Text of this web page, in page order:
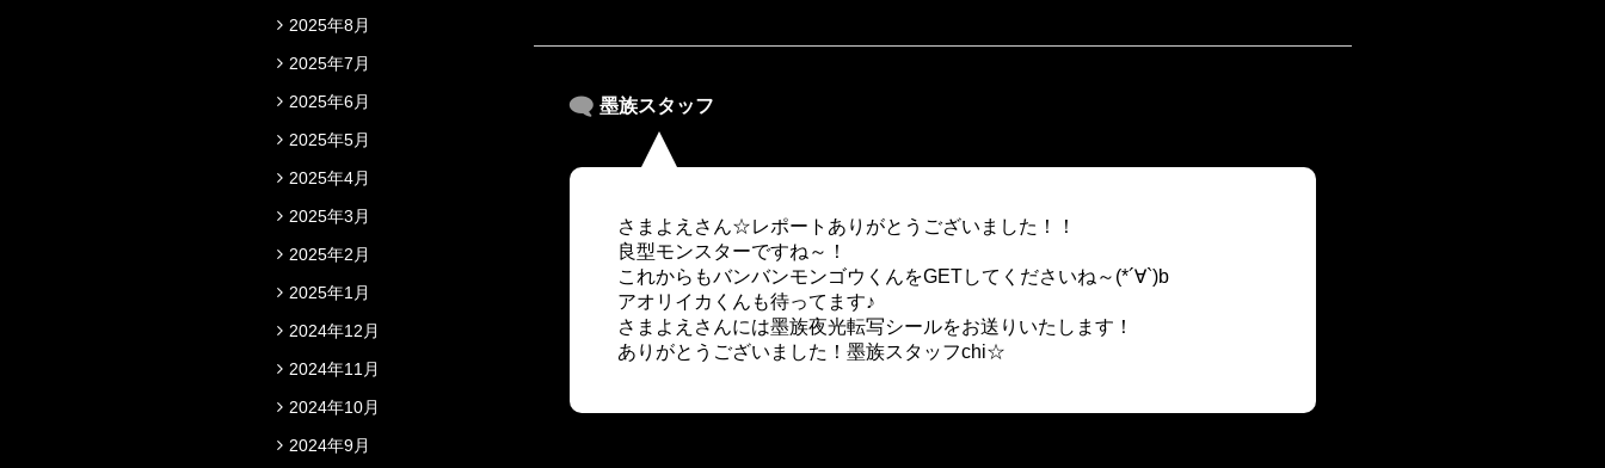
2025年8月
2025年7月
2025年6月
2025年5月
2025年4月
2025年3月
2025年2月
2025年1月
2024年12月
2024年11月
2024年10月
2024年9月
墨族スタッフ
さまよえさん☆レポートありがとうございました！！
良型モンスターですね～！
これからもバンバンモンゴウくんをGETしてくださいね～(*´∀`)b
アオリイカくんも待ってます♪
さまよえさんには墨族夜光転写シールをお送りいたします！
ありがとうございました！墨族スタッフchi☆